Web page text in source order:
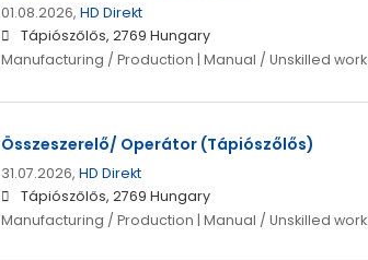
01.08.2026, HD Direkt
Tápiószőlős, 2769 Hungary
Manufacturing / Production | Manual / Unskilled work
Összeszerelő/ Operátor (Tápiószőlős)
31.07.2026, HD Direkt
Tápiószőlős, 2769 Hungary
Manufacturing / Production | Manual / Unskilled work